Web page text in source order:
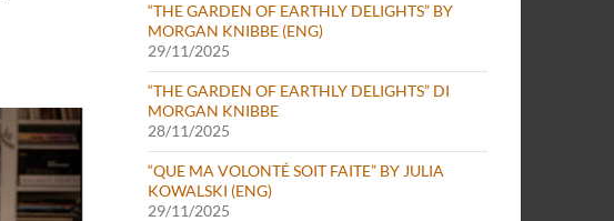
“THE GARDEN OF EARTHLY DELIGHTS” BY
MORGAN KNIBBE (ENG)
29/11/2025
“THE GARDEN OF EARTHLY DELIGHTS” DI
MORGAN KNIBBE
28/11/2025
“QUE MA VOLONTÉ SOIT FAITE” BY JULIA
KOWALSKI (ENG)
29/11/2025